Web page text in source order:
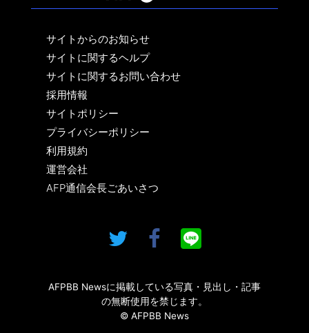
サイトからのお知らせ
サイトに関するヘルプ
サイトに関するお問い合わせ
採用情報
サイトポリシー
プライバシーポリシー
利用規約
運営会社
AFP通信会長ごあいさつ
AFPBB Newsに掲載している写真・見出し・記事
の無断使用を禁じます。
© AFPBB News